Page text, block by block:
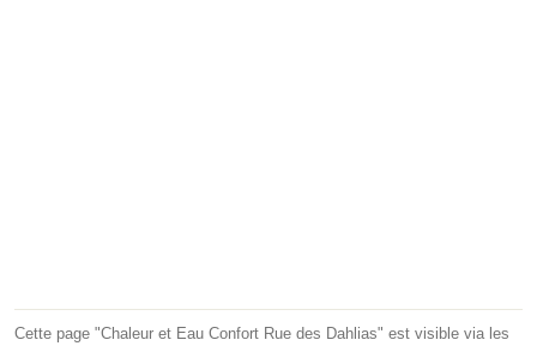
Cette page "Chaleur et Eau Confort Rue des Dahlias" est visible via les